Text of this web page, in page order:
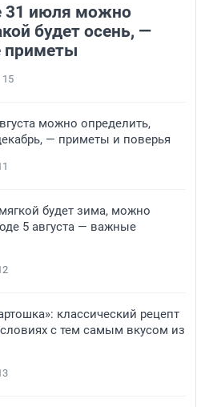
31 июля можно
будет осень, —
приметы
15
можно определить,
— приметы и поверья
будет зима, можно
5 августа — важные
классический рецепт
с тем самым вкусом из